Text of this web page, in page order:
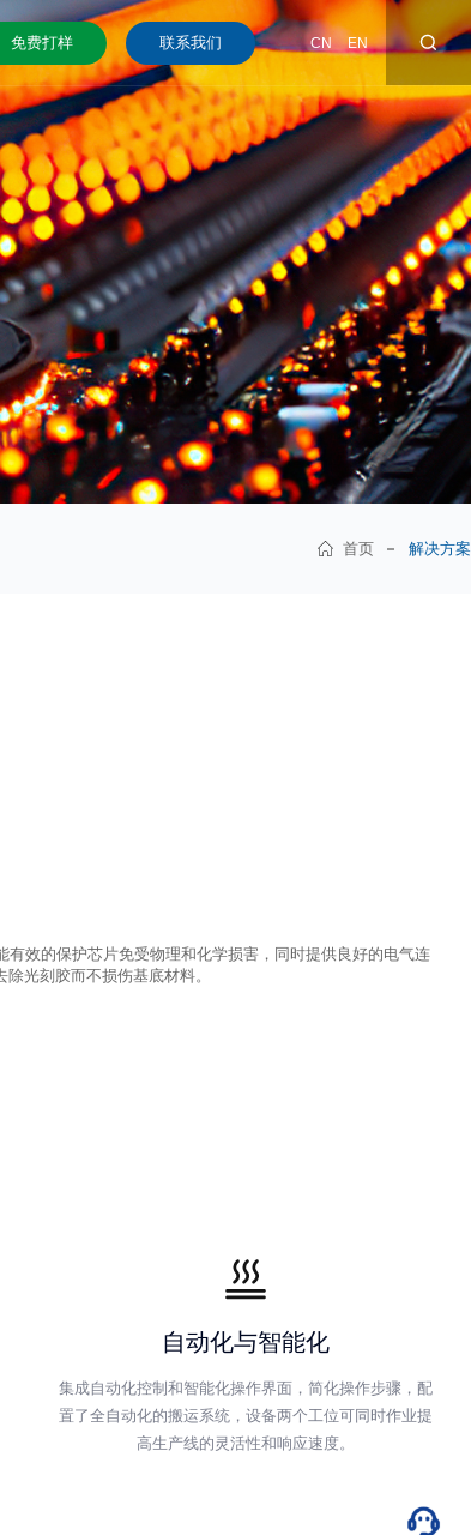
CN EN
免费打样 联系我们
首页 解决方案
效的保护芯片免受物理和化学损害，同时提供良好的电气连
光刻胶而不损伤基底材料。
自动化与智能化
集成自动化控制和智能化操作界面，简化操作步骤，配
置了全自动化的搬运系统，设备两个工位可同时作业提
高生产线的灵活性和响应速度。